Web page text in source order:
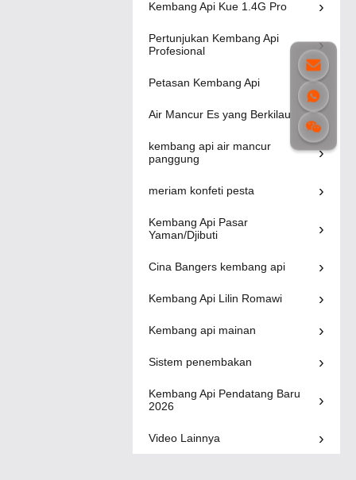
Fireworks
Tahun Baru
5000s Cina Red
Fireworks
Liuyang Bomba
Asap Berwarna-
warni Yang Kuat
60 Detik 30
Detik Untuk
Ulang Tahun
Video Lainnya
00:12
Profesional
Pyrotechnics
Kue 208
tembakan Kue
Efek khusus
Video Lainnya
00:42
45S Durasi Petir
asap genggam
untuk fotografi
Video Lainnya
Kembang Api Kue 1.4G Pro
Pertunjukan Kembang Api
Profesional
Petasan Kembang Api
Air Mancur Es yang Berkilau
kembang api air mancur
panggung
meriam konfeti pesta
Kembang Api Pasar
Yaman/Djibuti
Cina Bangers kembang api
Kembang Api Lilin Romawi
Kembang api mainan
Sistem penembakan
Kembang Api Pendatang Baru
2026
Video Lainnya